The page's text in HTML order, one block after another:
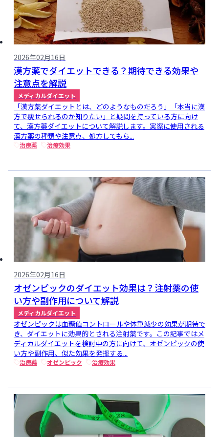
2026年02月16日
漢方薬でダイエットできる？期待できる効果や
注意点を解説
メディカルダイエット
「漢方薬ダイエットとは、どのようなものだろう」「本当に漢
方で痩せられるのか知りたい」と疑問を持っている方に向け
て、漢方薬ダイエットについて解説します。実際に使用される
漢方薬の種類や注意点、処方してもら...
治療薬 治療効果
2026年02月16日
オゼンピックのダイエット効果は？注射薬の使
い方や副作用について解説
メディカルダイエット
オゼンピックは血糖値コントロールや体重減少の効果が期待で
き、ダイエットに効果的とされる注射薬です。この記事ではメ
ディカルダイエットを検討中の方に向けて、オゼンピックの使
い方や副作用、似た効果を発揮する...
治療薬 オゼンピック 治療効果